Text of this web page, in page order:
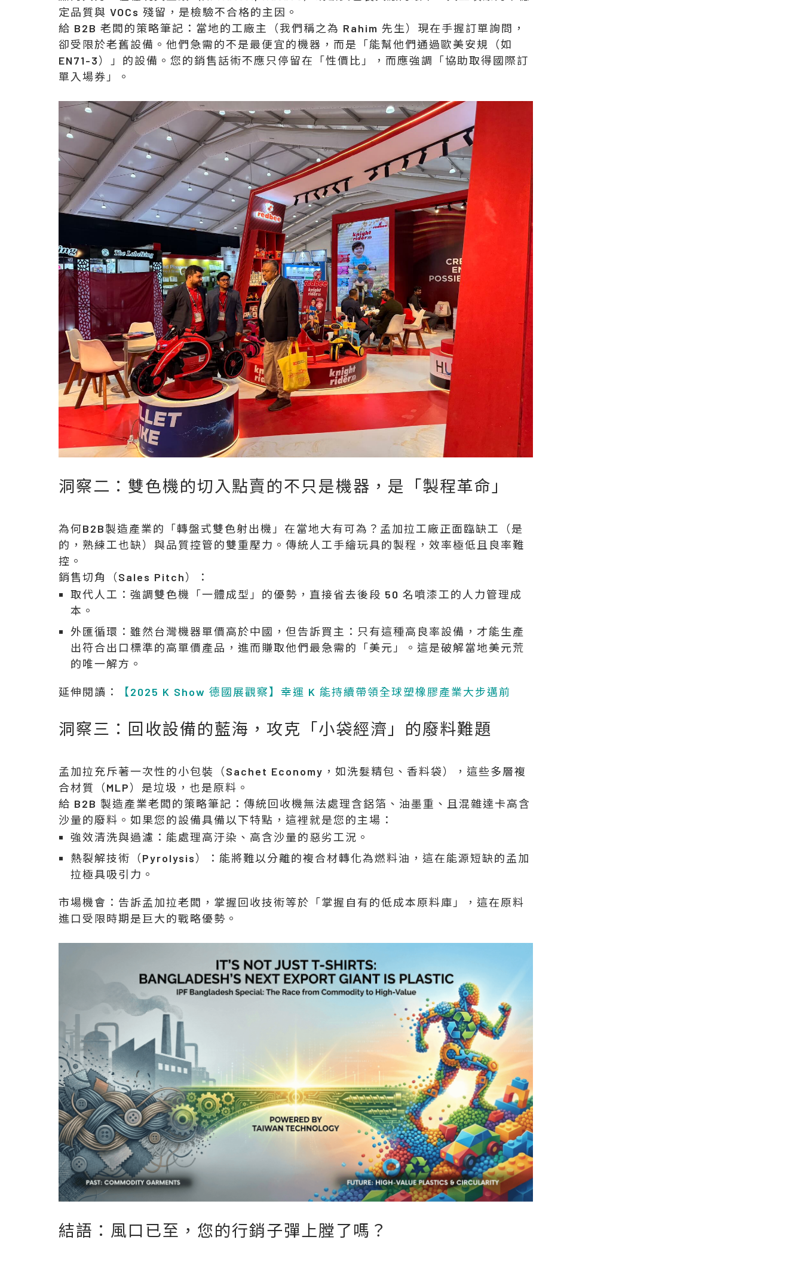
定品質與 VOCs 殘留，是檢驗不合格的主因。
給 B2B 老闆的策略筆記：當地的工廠主（我們稱之為 Rahim 先生）現在手握訂單詢問，
卻受限於老舊設備。他們急需的不是最便宜的機器，而是「能幫他們通過歐美安規（如
EN71-3）」的設備。您的銷售話術不應只停留在「性價比」，而應強調「協助取得國際訂
單入場券」。
洞察二：雙色機的切入點賣的不只是機器，是「製程革命」
為何B2B製造產業的「轉盤式雙色射出機」在當地大有可為？孟加拉工廠正面臨缺工（是
的，熟練工也缺）與品質控管的雙重壓力。傳統人工手繪玩具的製程，效率極低且良率難
控。
銷售切角（Sales Pitch）：
取代人工： 強調雙色機「一體成型」的優勢，直接省去後段 50 名噴漆工的人力管理成
本。
外匯循環： 雖然台灣機器單價高於中國，但告訴買主：只有這種高良率設備，才能生產
出符合出口標準的高單價產品，進而賺取他們最急需的「美元」。這是破解當地美元荒
的唯一解方。
延伸閱讀： 【2025 K Show 德國展觀察】幸運 K 能持續帶領全球塑橡膠產業大步邁前
洞察三：回收設備的藍海，攻克「小袋經濟」的廢料難題
孟加拉充斥著一次性的小包裝（Sachet Economy，如洗髮精包、香料袋），這些多層複
合材質（MLP）是垃圾，也是原料。
給 B2B 製造產業老闆的策略筆記：傳統回收機無法處理含鋁箔、油墨重、且混雜達卡高含
沙量的廢料。如果您的設備具備以下特點，這裡就是您的主場：
強效清洗與過濾： 能處理高汙染、高含沙量的惡劣工況。
熱裂解技術（Pyrolysis）： 能將難以分離的複合材轉化為燃料油，這在能源短缺的孟加
拉極具吸引力。
市場機會：告訴孟加拉老闆，掌握回收技術等於「掌握自有的低成本原料庫」，這在原料
進口受限時期是巨大的戰略優勢。
結語：風口已至，您的行銷子彈上膛了嗎？